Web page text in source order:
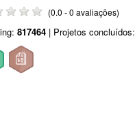
(0.0 - 0 avaliações)
817464 | Projetos concluídos: